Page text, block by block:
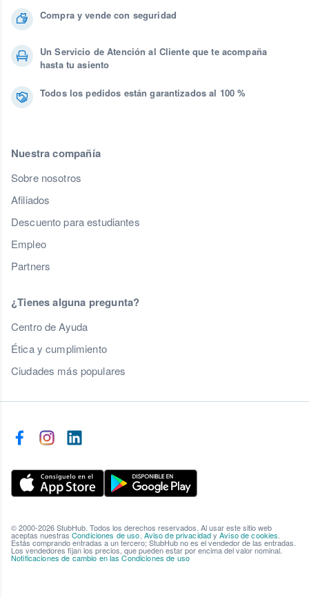
Compra y vende con seguridad
Un Servicio de Atención al Cliente que te acompaña
hasta tu asiento
Todos los pedidos están garantizados al 100 %
Nuestra compañía
Sobre nosotros
Afiliados
Descuento para estudiantes
Empleo
Partners
¿Tienes alguna pregunta?
Centro de Ayuda
Ética y cumplimiento
Ciudades más populares
© 2000-2026 StubHub. Todos los derechos reservados. Al usar este sitio web
aceptas nuestras Condiciones de uso, Aviso de privacidadyAviso de cookies.
Estás comprando entradas a un tercero; StubHub no es el vendedor de las entradas.
Los vendedores fijan los precios, que pueden estar por encima del valor nominal.
Notificaciones de cambio en las Condiciones de uso